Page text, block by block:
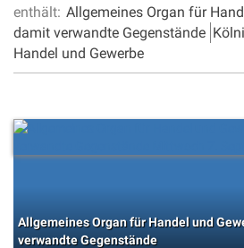
enthält: Allgemeines Organ für
damit verwandte Gegenstände
Handel und Gewerbe
Allgemeines Organ für Handel und
verwandte Gegenstände